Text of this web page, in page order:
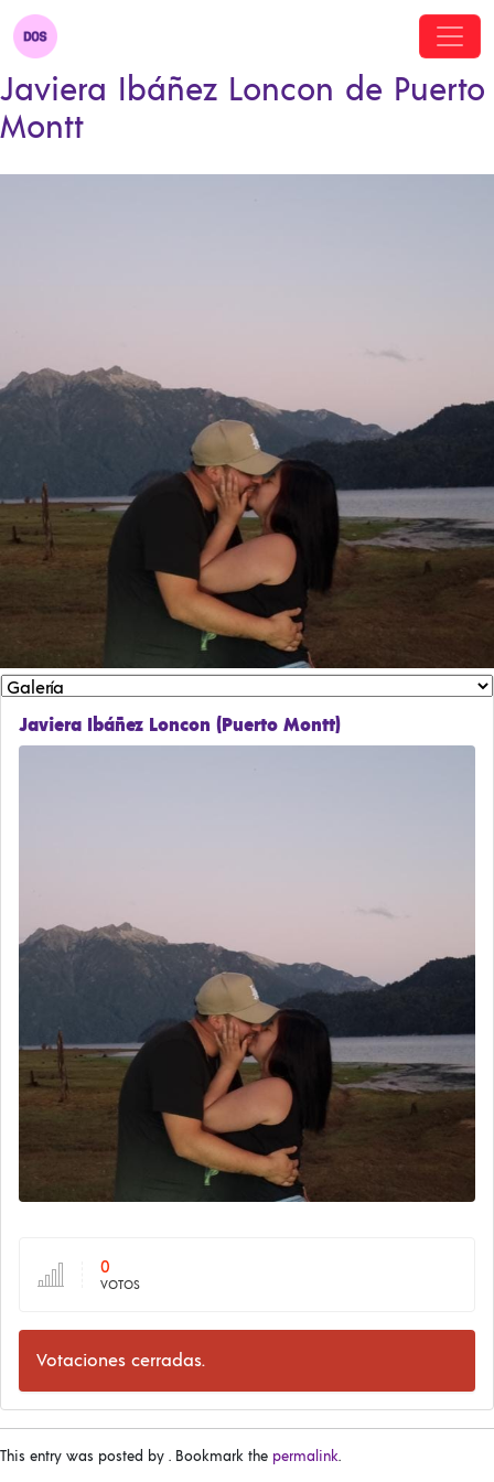
Javiera Ibáñez Loncon de Puerto
Montt
Javiera Ibáñez Loncon (Puerto Montt)
0
VOTOS
Votaciones cerradas.
This entry was posted by . Bookmark the permalink.